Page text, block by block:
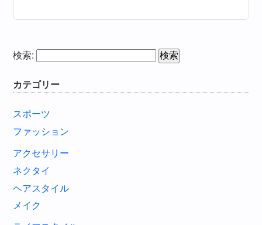
検索:
カテゴリー
スポーツ
ファッション
アクセサリー
ネクタイ
ヘアスタイル
メイク